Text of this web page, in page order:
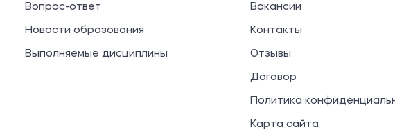
Вопрос-ответ
Новости образования
Выполняемые дисциплины
Вакансии
Контакты
Отзывы
Договор
Политика
Карта сайта